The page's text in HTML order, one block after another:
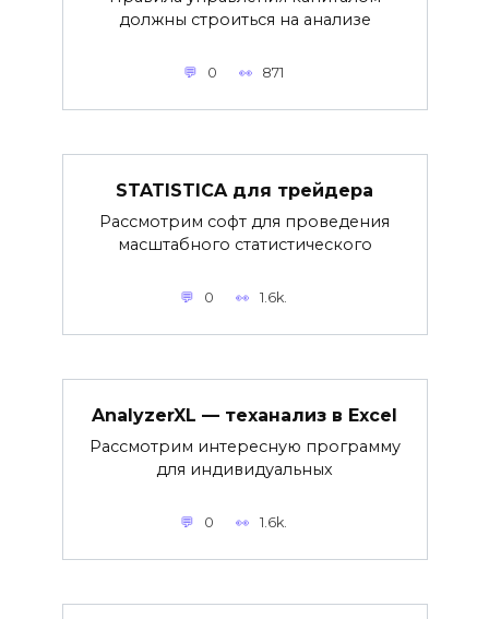
должны строиться на анализе
0 871
STATISTICA для трейдера
Рассмотрим софт для проведения
масштабного статистического
0 1.6k.
AnalyzerXL — теханализ в Excel
Рассмотрим интересную программу
для индивидуальных
0 1.6k.